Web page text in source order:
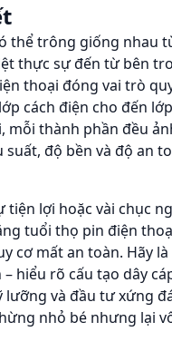
thể trông giống nhau
thực sự đến từ bên
thoại đóng vai trò
cách điện cho đến
mỗi thành phần đều
độ bền và độ an
lợi hoặc vài chục
tuổi thọ pin điện
cơ mất an toàn. Hãy
hiểu rõ cấu tạo dây
lưỡng và đầu tư xứng
nhỏ bé nhưng lại